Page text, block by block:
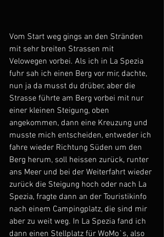
Vom Start weg gings an den Stränden
mit sehr breiten Strassen mit
Velowegen vorbei. Als ich in La Spezia
fuhr sah ich einen Berg vor mir, dachte,
nun ja da musst du drüber, aber die
Strasse führte am Berg vorbei mit nur
einer kleinen Steigung, oben
angekommen, dann eine Kreuzung und
musste mich entscheiden, entweder ich
fahre wieder Richtung Süden um den
Berg herum, soll heissen zurück, runter
ans Meer und bei der Weiterfahrt wieder
zurück die Steigung hoch oder nach La
Spezia, fragte dann an der Touristikinfo
nach einem Campingplatz, die sind mir
aber zu weit weg. In La Spezia fand ich
dann einen Stellplatz für WoMo`s, also